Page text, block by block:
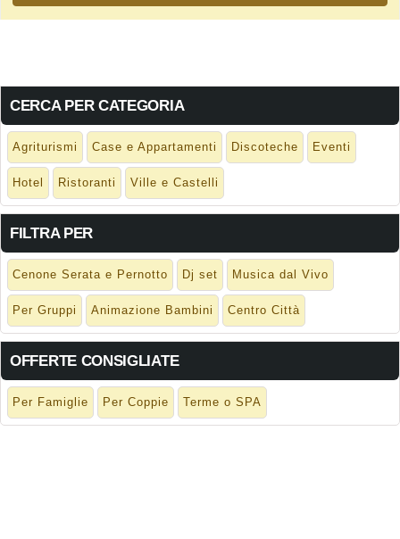
CERCA PER CATEGORIA
Agriturismi Case e Appartamenti Discoteche Eventi
Hotel Ristoranti Ville e Castelli
FILTRA PER
Cenone Serata e Pernotto Dj set Musica dal Vivo
Per Gruppi Animazione Bambini Centro Città
OFFERTE CONSIGLIATE
Per Famiglie Per Coppie Terme o SPA